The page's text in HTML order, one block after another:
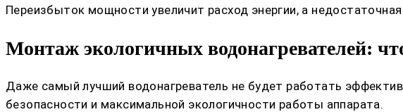
Переизбыток мощности увеличит расход энергии, а
Монтаж экологичных водонагревателей:
Даже самый лучший водонагреватель не будет работать
безопасности и максимальной экологичности работы аппарата.